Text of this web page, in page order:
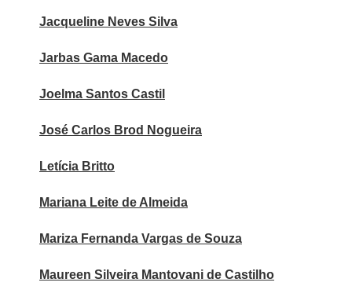
Jacqueline Neves Silva
Jarbas Gama Macedo
Joelma Santos Castil
José Carlos Brod Nogueira
Letícia Britto
Mariana Leite de Almeida
Mariza Fernanda Vargas de Souza
Maureen Silveira Mantovani de Castilho